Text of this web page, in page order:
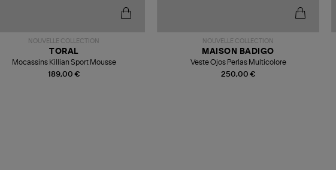
NOUVELLE COLLECTION
189,00 €
TORAL
Mocassins Killian Sport Mousse
NOUVELLE COLLECTION
250,00 €
MAISON BADIGO
Veste Ojos Perlas Multicolore